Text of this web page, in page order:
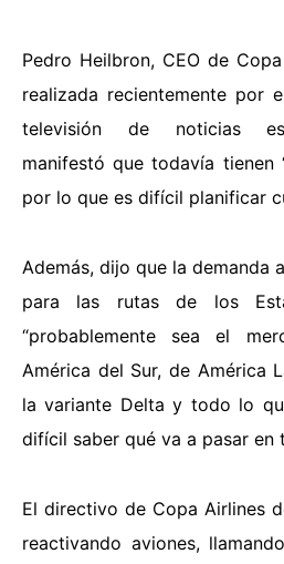
Pedro Heilbron, CEO de
realizada recientemente por
televisión de noticias
manifestó que todavía tienen
por lo que es difícil planificar
Además, dijo que la demanda
para las rutas de los
“probablemente sea el
América del Sur, de América
la variante Delta y todo lo
difícil saber qué va a pasar en
El directivo de Copa Airlines
reactivando aviones,